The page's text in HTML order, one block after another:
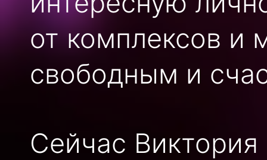
от комплексов и
свободным и
Сейчас